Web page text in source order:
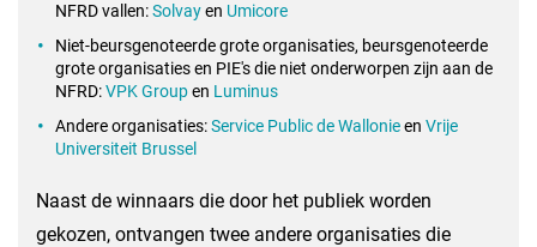
NFRD vallen:Solvayen Umicore
Niet-beursgenoteerde grote organisaties, beursgenoteerde
grote organisaties en PIE's die niet onderworpen zijn aan de
NFRD:VPK Groupen Luminus
Andere organisaties:Service Public de Wallonieen Vrije
Universiteit Brussel
Naast de winnaars die door het publiek worden
gekozen, ontvangen twee andere organisaties die